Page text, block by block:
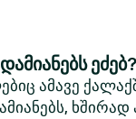
ამავე
ხშირად